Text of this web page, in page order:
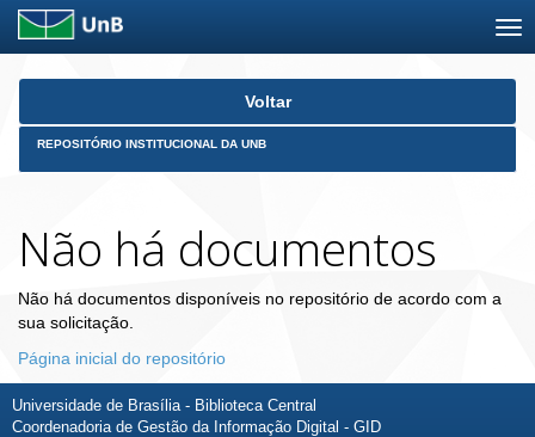
Skip
Voltar
REPOSITÓRIO INSTITUCIONAL DA UNB
Não há documentos
Não há documentos disponíveis no repositório de acordo com a
sua solicitação.
Página inicial do repositório
Universidade de Brasília - Biblioteca Central
Coordenadoria de Gestão da Informação Digital - GID